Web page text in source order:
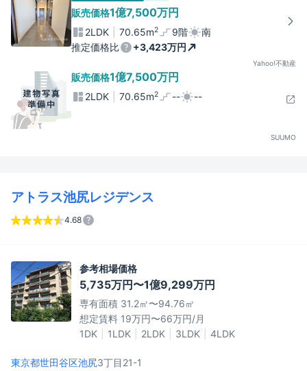
販売価格1億7,500万円
2LDK 70.65m2 9階
南
推定価格比
+3,423万円
Yahoo!不動産
販売価格1億7,500万円
2LDK 70.65m2 -- --
SUUMO
アトラス池尻レジデンス
4.68
参考相場価格
5,735万円〜1億9,299万円
専有面積 31.2㎡〜94.76㎡
想定賃料 19万円〜66万円/月
1DK
1LDK 2LDK 3LDK 4LDK
東京都世田谷区池尻3丁目21-1